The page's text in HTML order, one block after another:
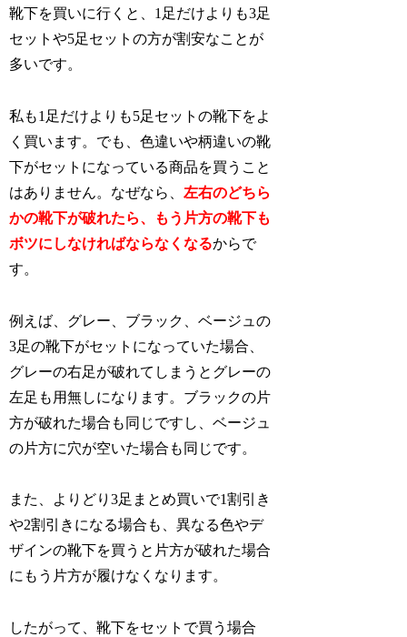
靴下を買いに行くと、1足だけよりも3足
セットや5足セットの方が割安なことが
多いです。
私も1足だけよりも5足セットの靴下をよ
く買います。でも、色違いや柄違いの靴
下がセットになっている商品を買うこと
はありません。なぜなら、左右のどちら
かの靴下が破れたら、もう片方の靴下も
ボツにしなければならなくなるからで
す。
例えば、グレー、ブラック、ベージュの
3足の靴下がセットになっていた場合、
グレーの右足が破れてしまうとグレーの
左足も用無しになります。ブラックの片
方が破れた場合も同じですし、ベージュ
の片方に穴が空いた場合も同じです。
また、よりどり3足まとめ買いで1割引き
や2割引きになる場合も、異なる色やデ
ザインの靴下を買うと片方が破れた場合
にもう片方が履けなくなります。
したがって、靴下をセットで買う場合